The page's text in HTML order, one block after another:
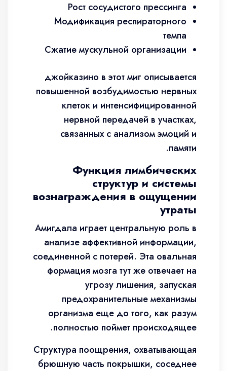
Рост сосудистого прессинга
Модификация респираторного
темпа
Сжатие мускульной организации
джойказино в этот миг описывается
повышенной возбудимостью нервных
клеток и интенсифицированной
нервной передачей в участках,
связанных с анализом эмоций и
памяти.
Функция лимбических
структур и системы
вознаграждения в ощущении
утраты
Амигдала играет центральную роль в
анализе аффективной информации,
соединенной с потерей. Эта овальная
формация мозга тут же отвечает на
угрозу лишения, запуская
предохранительные механизмы
организма еще до того, как разум
полностью поймет происходящее.
Структура поощрения, охватывающая
брюшную часть покрышки, соседнее